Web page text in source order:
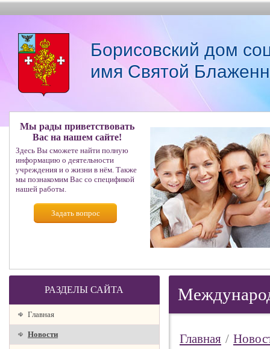
Борисовский дом
имя Святой
Мы рады приветствовать
Вас на нашем сайте!
Здесь Вы сможете найти полную
информацию о деятельности
учреждения и о жизни в нём. Также
мы познакомим Вас со спецификой
нашей работы.
Задать вопрос
РАЗДЕЛЫ САЙТА
Главная
Новости Главная /